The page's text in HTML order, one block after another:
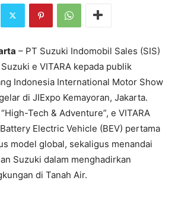
– PT Suzuki Indomobil Sales (SIS)
e VITARA kepada publik
Indonesia International Motor Show
di JIExpo Kemayoran, Jakarta.
Tech & Adventure”, e VITARA
Electric Vehicle (BEV) pertama
model global, sekaligus menandai
Suzuki dalam menghadirkan
di Tanah Air.